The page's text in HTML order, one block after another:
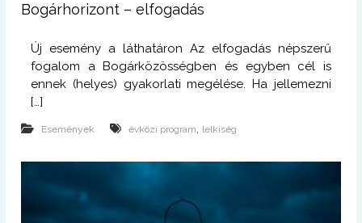
Bogárhorizont – elfogadás
Új esemény a láthatáron Az elfogadás népszerű
fogalom a Bogárközösségben és egyben cél is
ennek (helyes) gyakorlati megélése. Ha jellemezni
[…]
Események évközi program, lelkiség